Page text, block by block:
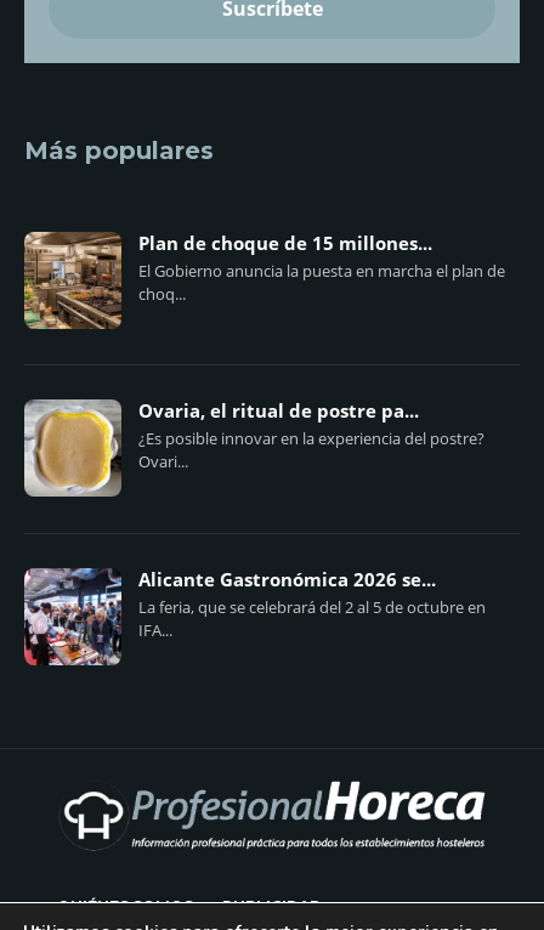
Más populares
Plan de choque de 15 millones...
El Gobierno anuncia la puesta en marcha el plan de
choq...
Ovaria, el ritual de postre pa...
¿Es posible innovar en la experiencia del postre?
Ovari...
Alicante Gastronómica 2026 se...
La feria, que se celebrará del 2 al 5 de octubre en
IFA...
QUIÉNES SOMOS PUBLICIDAD